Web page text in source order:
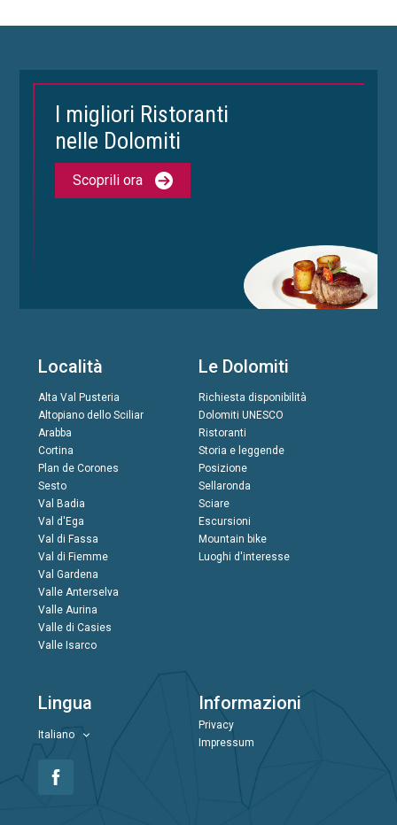
I migliori Ristoranti
nelle Dolomiti
Scoprili ora
Località
Alta Val Pusteria
Altopiano dello Sciliar
Arabba
Cortina
Plan de Corones
Sesto
Val Badia
Val d'Ega
Val di Fassa
Val di Fiemme
Val Gardena
Valle Anterselva
Valle Aurina
Valle di Casies
Valle Isarco
Le Dolomiti
Richiesta disponibilità
Dolomiti UNESCO
Ristoranti
Storia e leggende
Posizione
Sellaronda
Sciare
Escursioni
Mountain bike
Luoghi d'interesse
Lingua
Italiano
Informazioni
Privacy
Impressum